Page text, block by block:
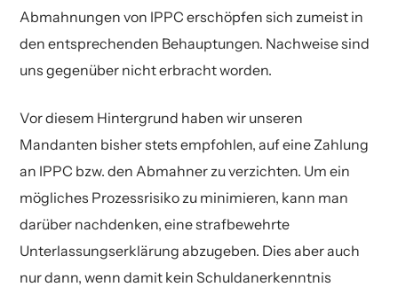
Abmahnungen von IPPC erschöpfen sich zumeist in
den entsprechenden Behauptungen. Nachweise sind
uns gegenüber nicht erbracht worden.
Vor diesem Hintergrund haben wir unseren
Mandanten bisher stets empfohlen, auf eine Zahlung
an IPPC bzw. den Abmahner zu verzichten. Um ein
mögliches Prozessrisiko zu minimieren, kann man
darüber nachdenken, eine strafbewehrte
Unterlassungserklärung abzugeben. Dies aber auch
nur dann, wenn damit kein Schuldanerkenntnis